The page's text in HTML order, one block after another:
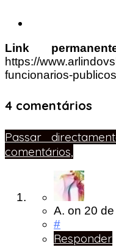
Link
https://
funcionarios-
4 comentários
Passar
comentários,
A. on 20
#
Responder